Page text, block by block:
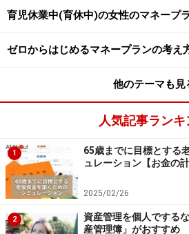
マネープランクリニックでもおな
人。さまざまなメディアを通じ
資の啓蒙などお金まわり全般に関
ます。All About貯蓄・投資信託ガ
著作に『55歳からはじめる長い
慣』（明日香出版社）、『あなた
がいよいよ危ない!』（ダイヤモン
※記事内容は執筆時点のものです。最新
い。
育児休業中(育休中)の女性のマネープ
ゼロからはじめるマネープランの考え
他のテーマも見
人気記事ランキ
1
65歳までに目標とする
ュレーション【お金の計
2025/02/26
2
資産管理を個人でする
産管理簿」がおすすめ